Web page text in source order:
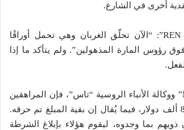
أخرى في الشارع.
وذكر تلفزيون “REN TV”: “الآن تحلّق الغربان وهي تحمل أوراقًا
رؤوس المارة المذهولين”. ولم يتأكد ما إذا
وبحسب قناة “Mash” ووكالة الأنباء الروسية “تاس”، فإن المراهقين
استولوا على نحو 83 ألف دولار، فيما يُقال إن بقية المبلغ تم حرقه.
ذويهم بما وجدوه، ليقوم هؤلاء بإبلاغ الشرطة